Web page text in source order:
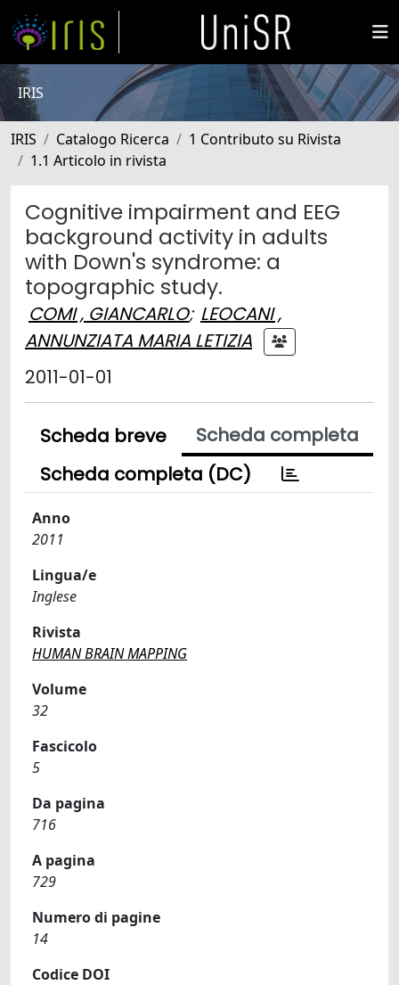
IRIS
IRIS Catalogo Ricerca
1 Contributo su Rivista
1.1 Articolo in rivista
Cognitive impairment and EEG
background activity in adults
with Down's syndrome: a
topographic study.
COMI , GIANCARLO; LEOCANI ,
ANNUNZIATA MARIA LETIZIA
2011-01-01
Scheda breve
Scheda completa
Scheda completa (DC)
Anno
2011
Lingua/e
Inglese
Rivista
HUMAN BRAIN MAPPING
Volume
32
Fascicolo
5
Da pagina
716
A pagina
729
Numero di pagine
14
Codice DOI